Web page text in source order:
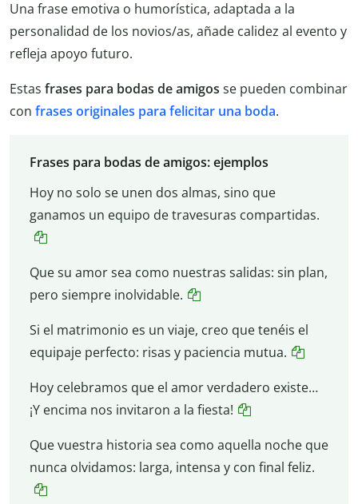
Una frase emotiva o humorística, adaptada a la
personalidad de los novios/as, añade calidez al evento y
refleja apoyo futuro.
Estas frases para bodas de amigos se pueden combinar
con frases originales para felicitar una boda.
Frases para bodas de amigos: ejemplos
Hoy no solo se unen dos almas, sino que
ganamos un equipo de travesuras compartidas.
Que su amor sea como nuestras salidas: sin plan,
pero siempre inolvidable.
Si el matrimonio es un viaje, creo que tenéis el
equipaje perfecto: risas y paciencia mutua.
Hoy celebramos que el amor verdadero existe…
¡Y encima nos invitaron a la fiesta!
Que vuestra historia sea como aquella noche que
nunca olvidamos: larga, intensa y con final feliz.